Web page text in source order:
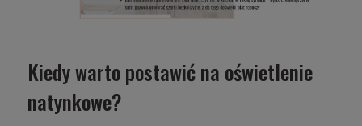
Kiedy warto postawić na oświetlenie
natynkowe?